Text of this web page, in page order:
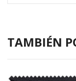
TAMBIÉN